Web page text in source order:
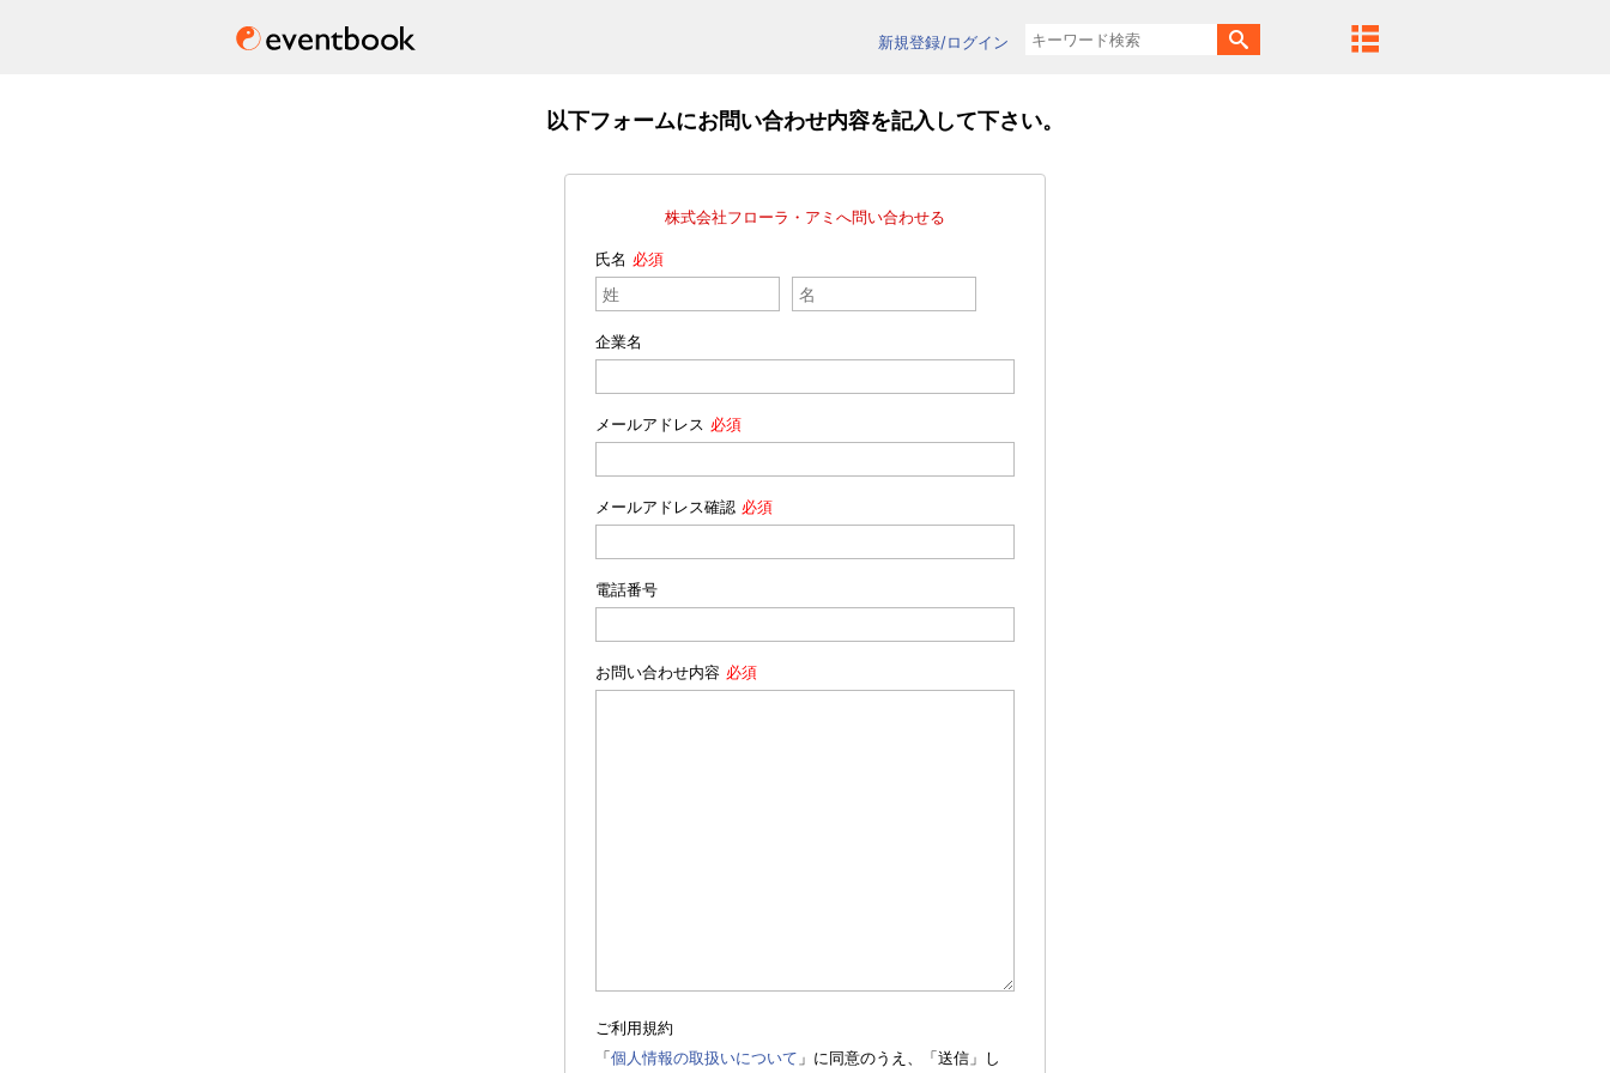
新規登録/ログイン
以下フォームにお問い合わせ内容を記入して下さい。
株式会社フローラ・アミへ問い合わせる
氏名
企業名
メールアドレス
メールアドレス確認
電話番号
お問い合わせ内容
ご利用規約
「個人情報の取扱いについて 」に同意のうえ、「送信」し